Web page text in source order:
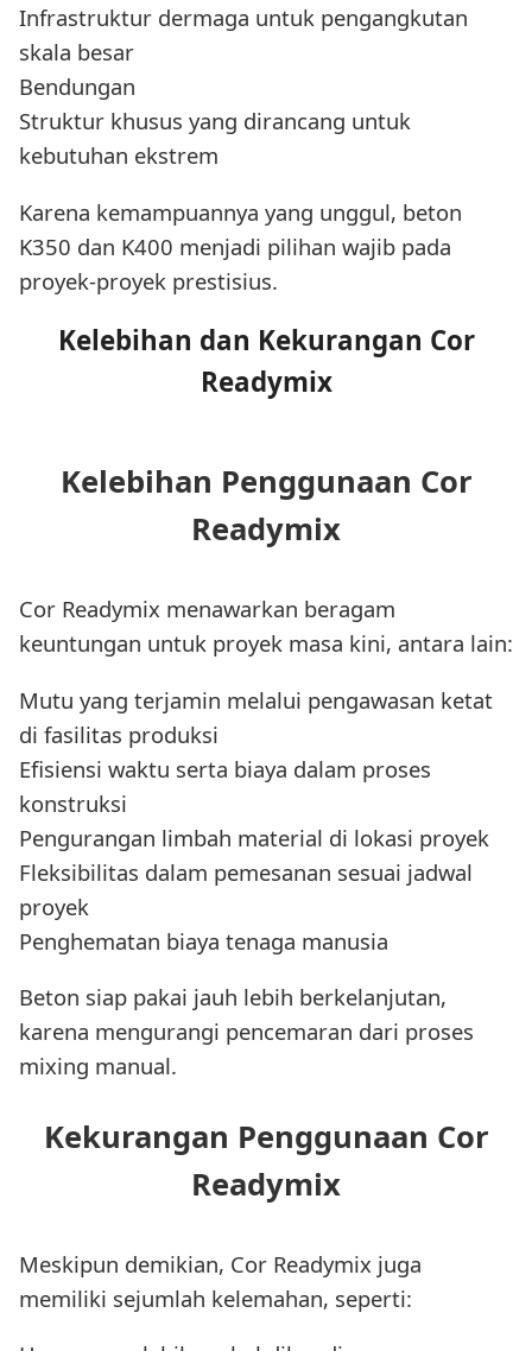
Infrastruktur dermaga untuk pengangkutan
skala besar
Bendungan
Struktur khusus yang dirancang untuk
kebutuhan ekstrem
Karena kemampuannya yang unggul, beton
K350 dan K400 menjadi pilihan wajib pada
proyek-proyek prestisius.
Kelebihan dan Kekurangan Cor
Readymix
Kelebihan Penggunaan Cor
Readymix
Cor Readymix menawarkan beragam
keuntungan untuk proyek masa kini, antara lain:
Mutu yang terjamin melalui pengawasan ketat
di fasilitas produksi
Efisiensi waktu serta biaya dalam proses
konstruksi
Pengurangan limbah material di lokasi proyek
Fleksibilitas dalam pemesanan sesuai jadwal
proyek
Penghematan biaya tenaga manusia
Beton siap pakai jauh lebih berkelanjutan,
karena mengurangi pencemaran dari proses
mixing manual.
Kekurangan Penggunaan Cor
Readymix
Meskipun demikian, Cor Readymix juga
memiliki sejumlah kelemahan, seperti: